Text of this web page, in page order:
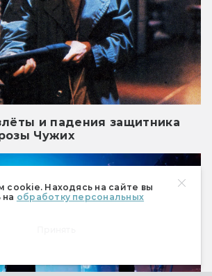
cookie. Находясь на сайте вы
обработку персональных
и падения защитника
Чужих